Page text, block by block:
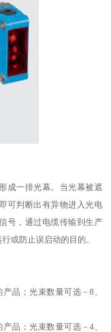
成一排光幕。当光幕被遮
可判断出有异物进入光电
号，通过电缆传输到生产
或防止误启动的目的。
品；光束数量可选－8、
品；光束数量可选－4、